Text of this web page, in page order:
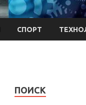
СПОРТ
ПОИСК